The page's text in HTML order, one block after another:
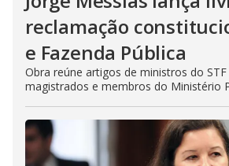
reclamação
e Fazenda Pública
Obra reúne artigos de ministros do STF
magistrados e membros do Ministério